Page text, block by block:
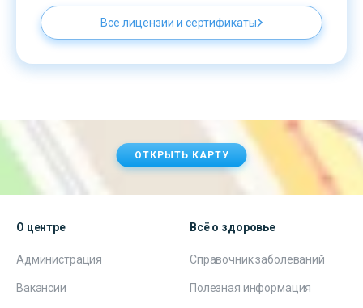
Все лицензии и сертификаты
ОТКРЫТЬ КАРТУ
О центре
Администрация
Вакансии
Всё о здоровье
Справочник заболеваний
Полезная информация